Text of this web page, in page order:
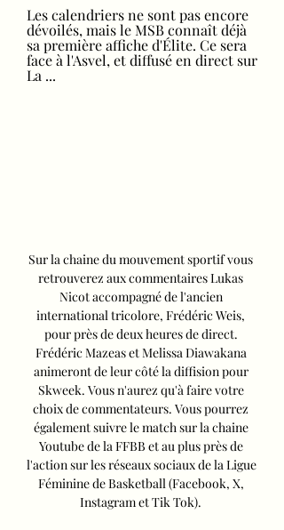
Les calendriers ne sont pas encore
dévoilés, mais le MSB connaît déjà
sa première affiche d'Élite. Ce sera
face à l'Asvel, et diffusé en direct sur
La ...
Sur la chaine du mouvement sportif vous
retrouverez aux commentaires Lukas
Nicot accompagné de l'ancien
international tricolore, Frédéric Weis,
pour près de deux heures de direct.
Frédéric Mazeas et Melissa Diawakana
animeront de leur côté la diffision pour
Skweek. Vous n'aurez qu'à faire votre
choix de commentateurs. Vous pourrez
également suivre le match sur la chaine
Youtube de la FFBB et au plus près de
l'action sur les réseaux sociaux de la Ligue
Féminine de Basketball (Facebook, X,
Instagram et Tik Tok).